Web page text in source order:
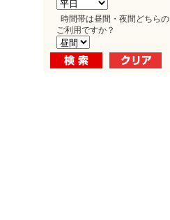
時間帯は昼間・夜間どちらの
ご利用ですか？